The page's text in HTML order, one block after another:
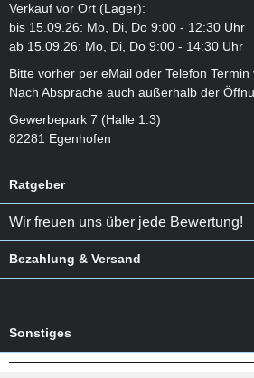
Verkauf vor Ort (Lager):
bis 15.09.26: Mo, Di, Do 9:00 - 12:30 Uhr
ab 15.09.26: Mo, Di, Do 9:00 - 14:30 Uhr
Bitte vorher per eMail oder Telefon Termin
Nach Absprache auch außerhalb der
Gewerbepark 7 (Halle 1.3)
82281 Egenhofen
Ratgeber
Wir freuen uns über jede Bewertung!
Bezahlung & Versand
Sonstiges